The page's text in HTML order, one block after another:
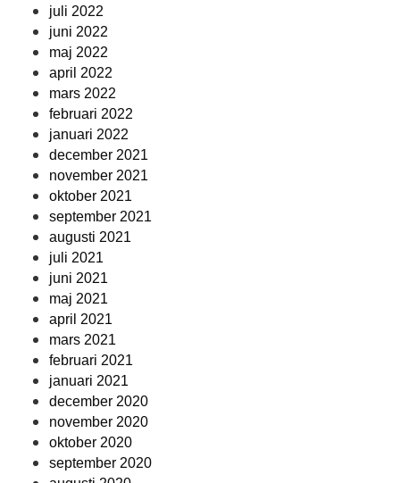
juli 2022
juni 2022
maj 2022
april 2022
mars 2022
februari 2022
januari 2022
december 2021
november 2021
oktober 2021
september 2021
augusti 2021
juli 2021
juni 2021
maj 2021
april 2021
mars 2021
februari 2021
januari 2021
december 2020
november 2020
oktober 2020
september 2020